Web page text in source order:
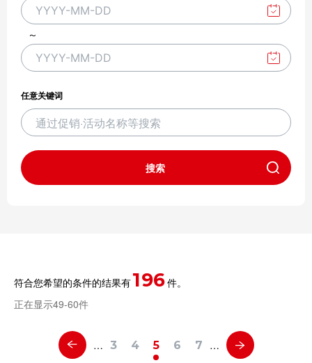
C
h
o
o
t
e
～
C
h
o
e
d
任意关键词
搜索
符合您希望的条件的结果有196件。
正在显示49-60件
… 3 4 5 6 7 …